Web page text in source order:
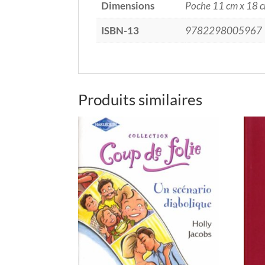
Dimensions
Poche 11 cm x 18
ISBN-13
9782298005967
Produits similaires